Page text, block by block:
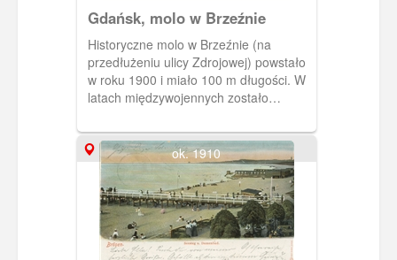
Gdańsk, molo w Brzeźnie
Historyczne molo w Brzeźnie (na
przedłużeniu ulicy Zdrojowej) powstało
w roku 1900 i miało 100 m długości. W
latach międzywojennych zostało
ok. 1910